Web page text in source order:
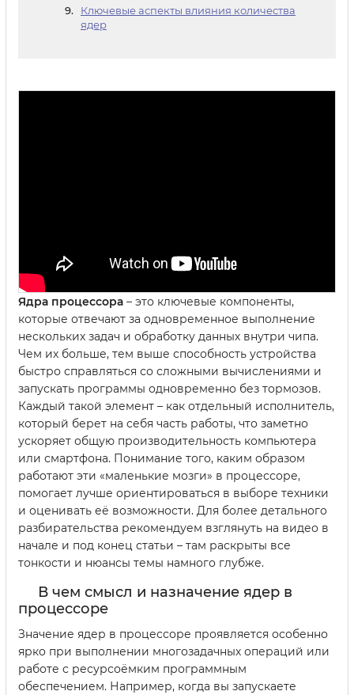
Ключевые аспекты влияния количества
ядер
Ядра процессора – это ключевые компоненты,
которые отвечают за одновременное выполнение
нескольких задач и обработку данных внутри чипа.
Чем их больше, тем выше способность устройства
быстро справляться со сложными вычислениями и
запускать программы одновременно без тормозов.
Каждый такой элемент – как отдельный исполнитель,
который берет на себя часть работы, что заметно
ускоряет общую производительность компьютера
или смартфона. Понимание того, каким образом
работают эти «маленькие мозги» в процессоре,
помогает лучше ориентироваться в выборе техники
и оценивать её возможности. Для более детального
разбирательства рекомендуем взглянуть на видео в
начале и под конец статьи – там раскрыты все
тонкости и нюансы темы намного глубже.
В чем смысл и назначение ядер в
процессоре
Значение ядер в процессоре проявляется особенно
ярко при выполнении многозадачных операций или
работе с ресурсоёмким программным
обеспечением. Например, когда вы запускаете